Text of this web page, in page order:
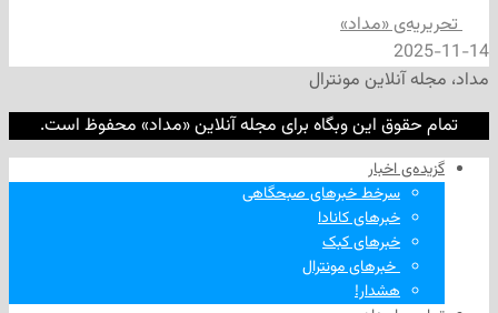
«مداد»
مونترال
این وبگاه برای مجله آنلاین «مداد» محفوظ است.
اخبار
سرخط خبرهای صبحگاهی
خبرهای کانادا
خبرهای کبک
‌ خبرهای مونترال